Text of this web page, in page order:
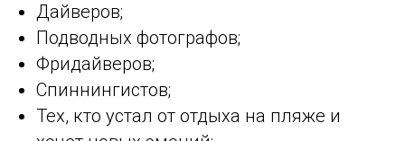
Дайверов;
Подводных фотографов;
Фридайверов;
Спиннингистов;
Тех, кто устал от отдыха на пляже и